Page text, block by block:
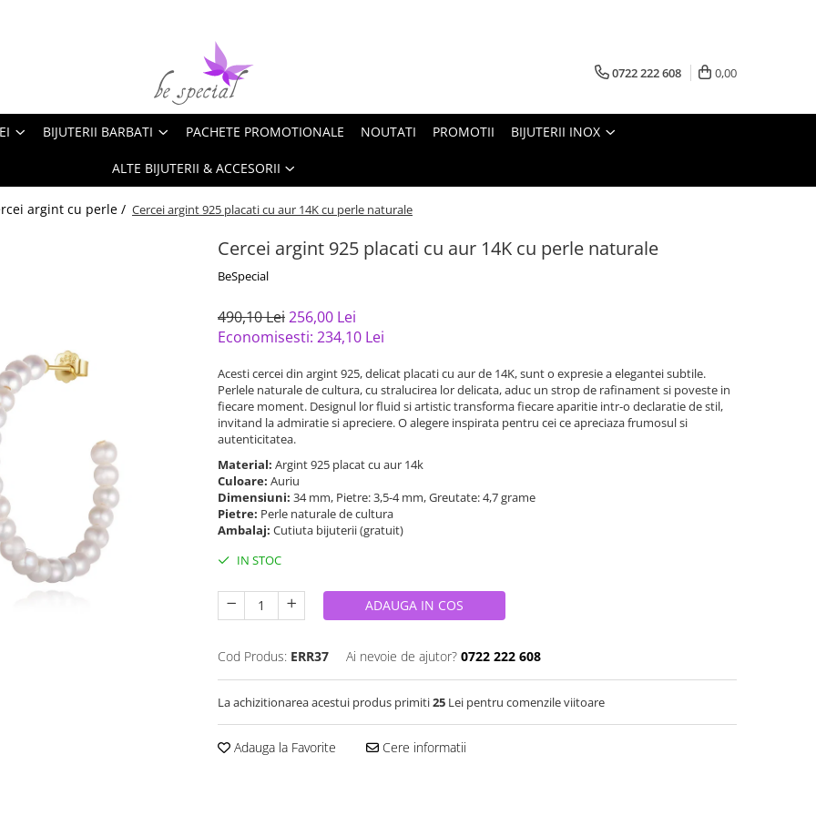
0722 222 608 0,00
BIJUTERII BARBATI PACHETE PROMOTIONALE NOUTATI PROMOTII BIJUTERII INOX
ALTE BIJUTERII & ACCESORII
argint cu perle / Cercei argint 925 placati cu aur 14K cu perle naturale
Cercei argint 925 placati cu aur 14K cu perle naturale
BeSpecial
490,10 Lei256,00 Lei
Economisesti: 234,10 Lei
Acesti cercei din argint 925, delicat placati cu aur de 14K, sunt o expresie a elegantei subtile.
Perlele naturale de cultura, cu stralucirea lor delicata, aduc un strop de rafinament si poveste in
fiecare moment. Designul lor fluid si artistic transforma fiecare aparitie intr-o declaratie de stil,
invitand la admiratie si apreciere. O alegere inspirata pentru cei ce apreciaza frumosul si
autenticitatea.
Material: Argint 925 placat cu aur 14k
Culoare: Auriu
Dimensiuni: 34 mm, Pietre: 3,5-4 mm, Greutate: 4,7 grame
Pietre: Perle naturale de cultura
Ambalaj: Cutiuta bijuterii (gratuit)
IN STOC
ADAUGA IN COS
Cod Produs: ERR37 Ai nevoie de ajutor? 0722 222 608
La achizitionarea acestui produs primiti25 Lei pentru comenzile viitoare
Adauga la Favorite Cere informatii